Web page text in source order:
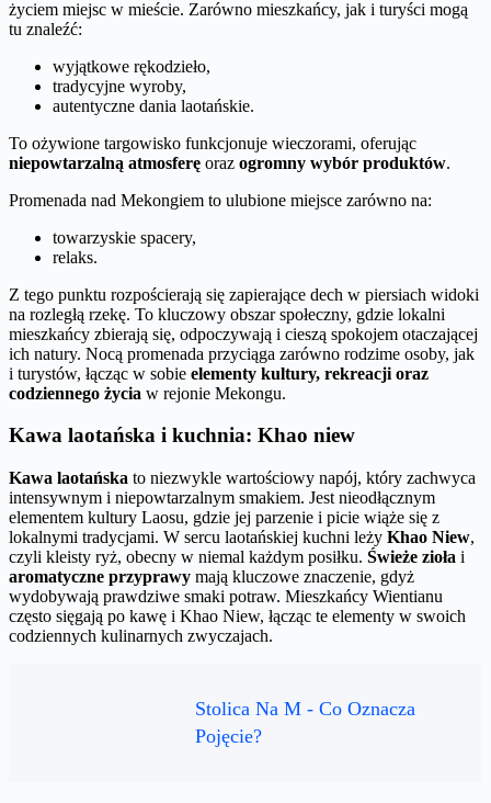
życiem miejsc w mieście. Zarówno mieszkańcy, jak i turyści mogą
tu znaleźć:
wyjątkowe rękodzieło,
tradycyjne wyroby,
autentyczne dania laotańskie.
To ożywione targowisko funkcjonuje wieczorami, oferując
niepowtarzalną atmosferę oraz ogromny wybór produktów.
Promenada nad Mekongiem to ulubione miejsce zarówno na:
towarzyskie spacery,
relaks.
Z tego punktu rozpościerają się zapierające dech w piersiach widoki
na rozległą rzekę. To kluczowy obszar społeczny, gdzie lokalni
mieszkańcy zbierają się, odpoczywają i cieszą spokojem otaczającej
ich natury. Nocą promenada przyciąga zarówno rodzime osoby, jak
i turystów, łącząc w sobie elementy kultury, rekreacji oraz
codziennego życia w rejonie Mekongu.
Kawa laotańska i kuchnia: Khao niew
Kawa laotańska to niezwykle wartościowy napój, który zachwyca
intensywnym i niepowtarzalnym smakiem. Jest nieodłącznym
elementem kultury Laosu, gdzie jej parzenie i picie wiąże się z
lokalnymi tradycjami. W sercu laotańskiej kuchni leży Khao Niew,
czyli kleisty ryż, obecny w niemal każdym posiłku. Świeże zioła i
aromatyczne przyprawy mają kluczowe znaczenie, gdyż
wydobywają prawdziwe smaki potraw. Mieszkańcy Wientianu
często sięgają po kawę i Khao Niew, łącząc te elementy w swoich
codziennych kulinarnych zwyczajach.
Stolica Na M - Co Oznacza
Pojęcie?